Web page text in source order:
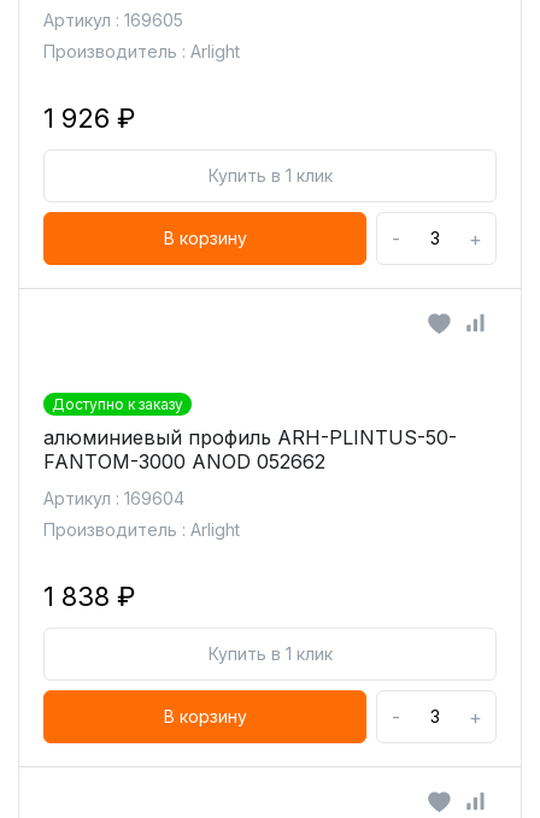
Артикул : 169605
Производитель : Arlight
1 926 ₽
Купить в 1 клик
В корзину - +
Доступно к заказу
алюминиевый профиль ARH-PLINTUS-50-
FANTOM-3000 ANOD 052662
Артикул : 169604
Производитель : Arlight
1 838 ₽
Купить в 1 клик
В корзину - +